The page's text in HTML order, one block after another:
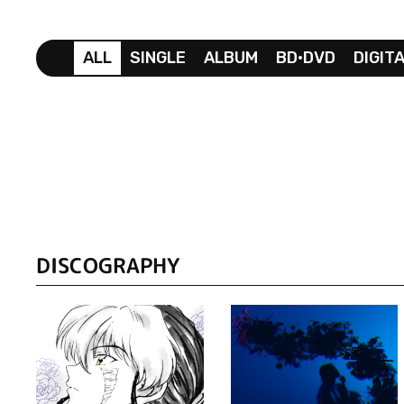
ALL SINGLE ALBUM BD•DVD
DISCOGRAPHY